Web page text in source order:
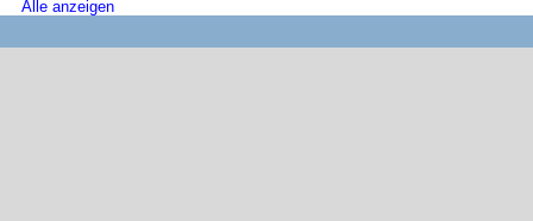
Alle anzeigen